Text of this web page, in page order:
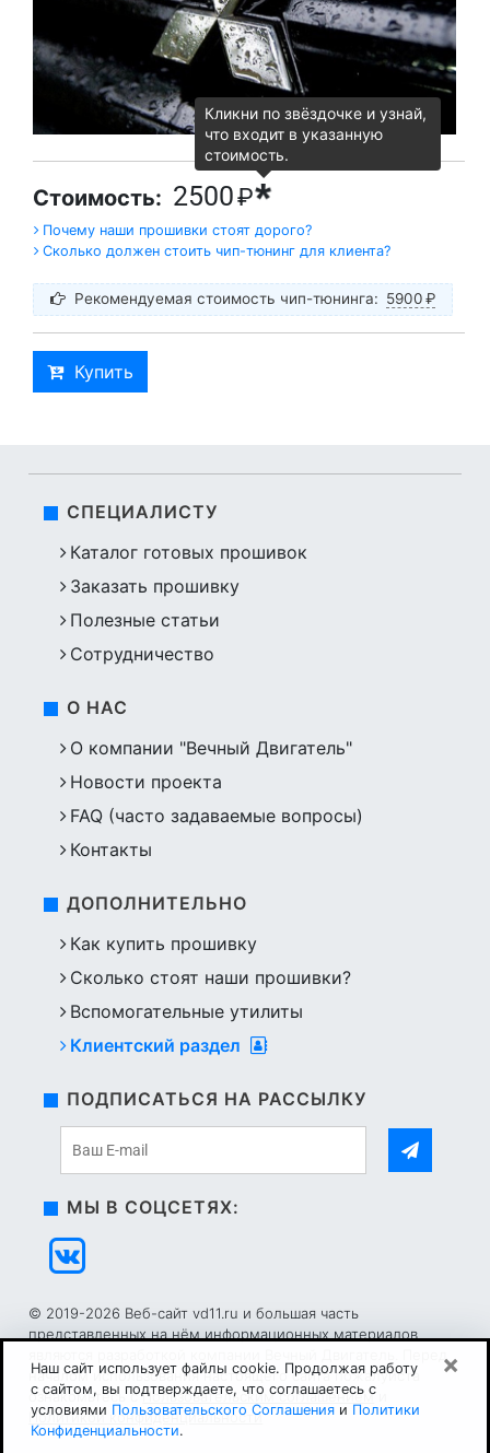
Стоимость: 2500₽*
Почему наши прошивки стоят дорого?
Сколько должен стоить чип-тюнинг для клиента?
Рекомендуемая стоимость чип-тюнинга: 5900₽
Купить
Наш сайт использует файлы cookie. Продолжая работу
с сайтом, вы подтверждаете, что соглашаетесь с
условиями Пользовательского Соглашения и Политики
Конфиденциальности.
×
СПЕЦИАЛИСТУ
Каталог готовых прошивок
Заказать прошивку
Полезные статьи
Сотрудничество
О НАС
О компании "Вечный Двигатель"
Новости проекта
FAQ (часто задаваемые вопросы)
Контакты
ДОПОЛНИТЕЛЬНО
Как купить прошивку
Сколько стоят наши прошивки?
Вспомогательные утилиты
Клиентский раздел
ПОДПИСАТЬСЯ НА РАССЫЛКУ
МЫ В СОЦСЕТЯХ:
© 2019-2026 Веб-сайт vd11.ru и большая часть
представленных на нём информационных материалов
началом использования настоящего сайта пожалуйста
ознакомьтесь сПользовательским соглашениеми
Политикой конфиденциальности
Кликни по звёздочке и узнай,
что входит в указанную
стоимость.